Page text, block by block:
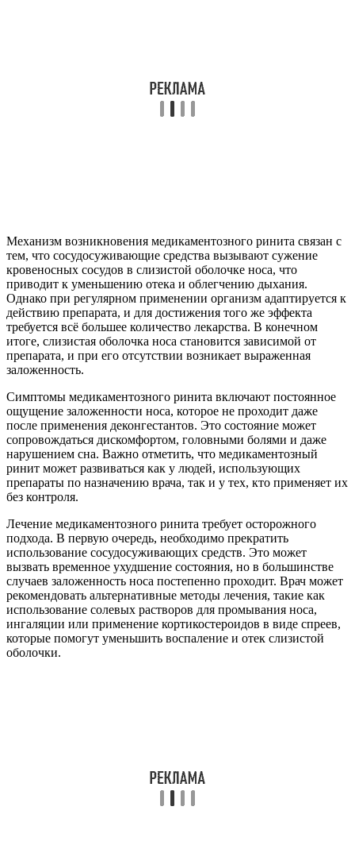
Механизм возникновения медикаментозного ринита связан с
тем, что сосудосуживающие средства вызывают сужение
кровеносных сосудов в слизистой оболочке носа, что
приводит к уменьшению отека и облегчению дыхания.
Однако при регулярном применении организм адаптируется к
действию препарата, и для достижения того же эффекта
требуется всё большее количество лекарства. В конечном
итоге, слизистая оболочка носа становится зависимой от
препарата, и при его отсутствии возникает выраженная
заложенность.
Симптомы медикаментозного ринита включают постоянное
ощущение заложенности носа, которое не проходит даже
после применения деконгестантов. Это состояние может
сопровождаться дискомфортом, головными болями и даже
нарушением сна. Важно отметить, что медикаментозный
ринит может развиваться как у людей, использующих
препараты по назначению врача, так и у тех, кто применяет их
без контроля.
Лечение медикаментозного ринита требует осторожного
подхода. В первую очередь, необходимо прекратить
использование сосудосуживающих средств. Это может
вызвать временное ухудшение состояния, но в большинстве
случаев заложенность носа постепенно проходит. Врач может
рекомендовать альтернативные методы лечения, такие как
использование солевых растворов для промывания носа,
ингаляции или применение кортикостероидов в виде спреев,
которые помогут уменьшить воспаление и отек слизистой
оболочки.